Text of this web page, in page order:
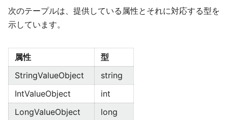
次のテープルは、提供している属性とそれに対応する型を
示しています。
属性
型
StringValueObject
string
IntValueObject
int
LongValueObject
long